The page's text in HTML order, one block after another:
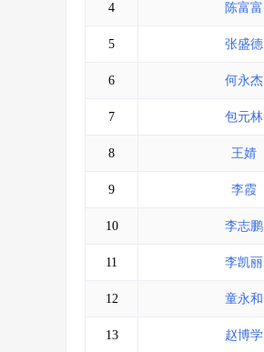
4 陈富富
5 张盛德
6 何永杰
7 包元林
8 王婧
9 李霞
10 李志鹏
11 李凯丽
12 童永和
13 赵博学